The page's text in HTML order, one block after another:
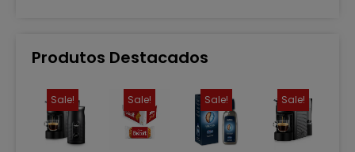
Produtos Destacados
Sale! Sale! Sale! Sale!